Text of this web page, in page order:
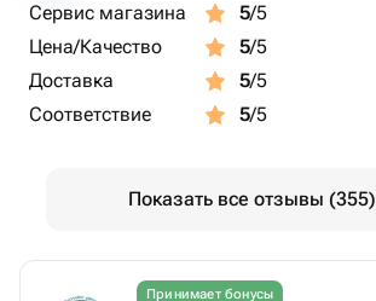
Сервис магазина 5/5
Цена/Качество
5/5
Доставка
5/5
Соответствие
5/5
Показать все отзывы (355)
Принимает бонусы